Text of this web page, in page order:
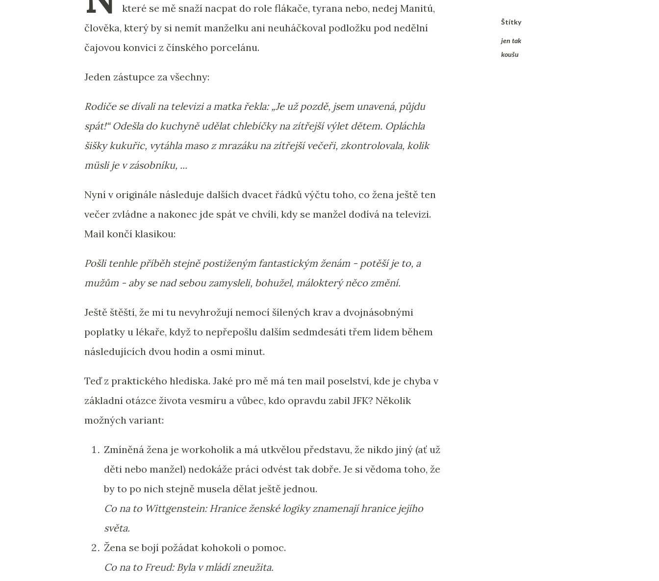
které se mě snaží nacpat do role flákače, tyrana nebo, nedej Manitú,
člověka, který by si nemít manželku ani neuháčkoval podložku pod nedělní
čajovou konvici z čínského porcelánu.
Jeden zástupce za všechny:
Rodiče se dívali na televizi a matka řekla: „Je už pozdě, jsem unavená, půjdu
spát!“ Odešla do kuchyně udělat chlebíčky na zítřejší výlet dětem. Opláchla
šišky kukuřic, vytáhla maso z mrazáku na zítřejší večeři, zkontrolovala, kolik
müsli je v zásobníku, ...
Nyní v originále následuje dalších dvacet řádků výčtu toho, co žena ještě ten
večer zvládne a nakonec jde spát ve chvíli, kdy se manžel dodívá na televizi.
Mail končí klasikou:
Pošli tenhle příběh stejně postiženým fantastickým ženám - potěší je to, a
mužům - aby se nad sebou zamysleli, bohužel, málokterý něco změní.
Ještě štěští, že mi tu nevyhrožují nemocí šílených krav a dvojnásobnými
poplatky u lékaře, když to nepřepošlu dalším sedmdesáti třem lidem během
následujících dvou hodin a osmi minut.
Teď z praktického hlediska. Jaké pro mě má ten mail poselství, kde je chyba v
základní otázce života vesmíru a vůbec, kdo opravdu zabil JFK? Několik
možných variant:
Zmíněná žena je workoholik a má utkvělou představu, že nikdo jiný (ať už
děti nebo manžel) nedokáže práci odvést tak dobře. Je si vědoma toho, že
by to po nich stejně musela dělat ještě jednou.
Co na to Wittgenstein: Hranice ženské logiky znamenají hranice jejího
světa.
Žena se bojí požádat kohokoli o pomoc.
Co na to Freud: Byla v mládí zneužita.
Štítky
jen tak
koušu